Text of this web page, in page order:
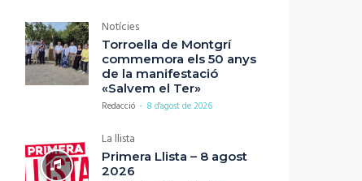
Notícies
Torroella de Montgrí
commemora els 50 anys
de la manifestació
«Salvem el Ter»
Redacció - 8 d'agost de 2026
La llista
Primera Llista – 8 agost
2026